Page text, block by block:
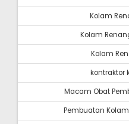
Kolam
Kolam
Kolam
kontraktor
Macam Obat
Pembuatan